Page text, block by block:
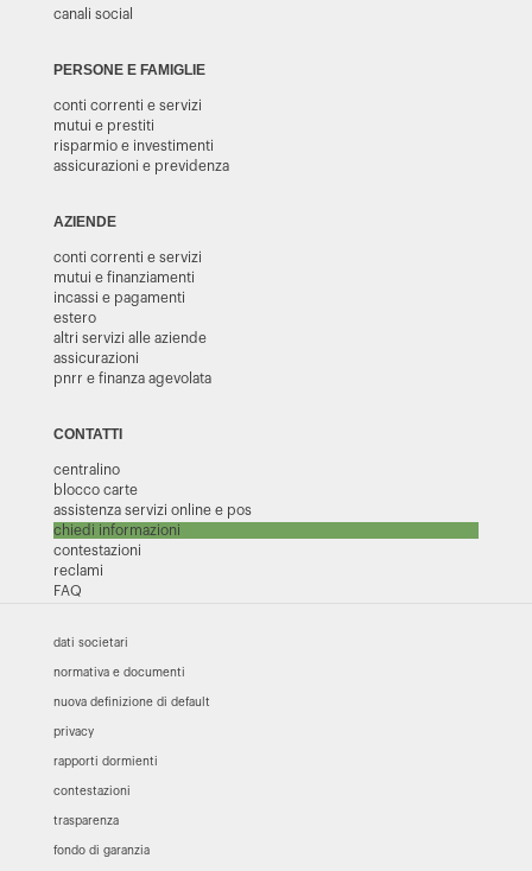
canali social
PERSONE E FAMIGLIE
conti correnti e servizi
mutui e prestiti
risparmio e investimenti
assicurazioni e previdenza
AZIENDE
conti correnti e servizi
mutui e finanziamenti
incassi e pagamenti
estero
altri servizi alle aziende
assicurazioni
pnrr e finanza agevolata
CONTATTI
centralino
blocco carte
assistenza servizi online e pos
chiedi informazioni
contestazioni
reclami
FAQ
dati societari
normativa e documenti
nuova definizione di default
privacy
rapporti dormienti
contestazioni
trasparenza
fondo di garanzia